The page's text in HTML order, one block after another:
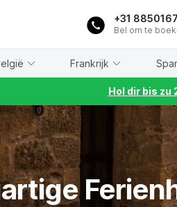
+31
Bel om te
Frankrijk
Hol dir bis zu